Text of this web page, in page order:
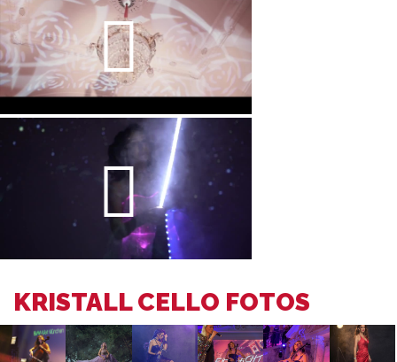
KRISTALL CELLO FOTOS